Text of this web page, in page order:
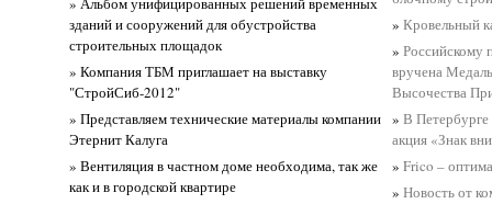
зданий и сооружений для обустройства
строительных площадок
» Компания ТБМ приглашает на выставку
"СтройСиб-2012"
» Представляем технические материалы компании
Этернит Калуга
» Вентиляция в частном доме необходима, так же
как и в городской квартире
»Кровельный
»Российскому
вручена
Высочества
»В Петербурге
акция «Знак
»Frico –
»Новость от